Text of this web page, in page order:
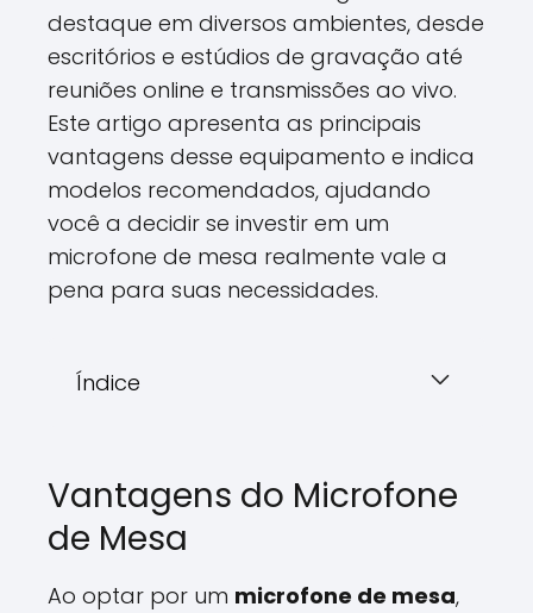
destaque em diversos ambientes, desde
escritórios e estúdios de gravação até
reuniões online e transmissões ao vivo.
Este artigo apresenta as principais
vantagens desse equipamento e indica
modelos recomendados, ajudando
você a decidir se investir em um
microfone de mesa realmente vale a
pena para suas necessidades.
Índice
Vantagens do Microfone
de Mesa
Ao optar por um microfone de mesa,